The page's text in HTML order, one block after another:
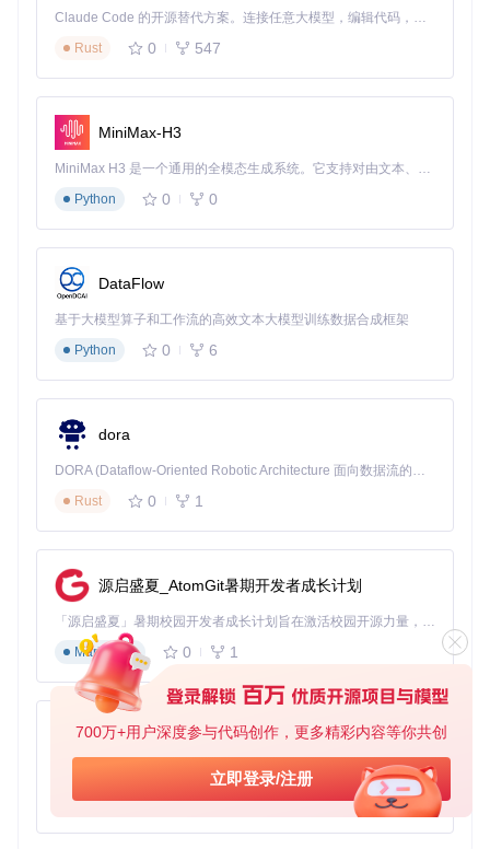
700万+用户深度参与代码创作，更多精彩内容等你共创
立即登录/注册
常用功能没有合适的快捷键，导致操作效率低下，无法快速调
二、解决方案：六大功能模块全方位提升游戏体
验
智能匹配响应系统
这是一个能够自动检测游戏匹配状态的功能。当匹配成功时，
英雄智能选角系统
提前预设位置优先级和英雄偏好，进入选人阶段时，系统会根
据你的设置自动推荐最优选择，并支持一键秒选功能。对于想
有玩家，特别是在排位赛中希望提高胜率或练习新英雄的玩
家。
技能冷却计时系统
在屏幕边缘显示队友和敌人的关键技能状态，帮助你在团战中
精准把握技能释放时机。适用场景：辅助玩家和打野玩家，需
实时数据分析系统
自动收集并可视化展示关键游戏数据，包括动态段位走势图
表、英雄熟练度热力图、对局关键事件时间轴、队友/对手历史
表现对比分析等。适用场景：所有玩家，尤其是希望通过数据
分析提升游戏水平的玩家。
界面主题切换系统
支持深色/浅色主题切换，还可调整透明度和窗口圆角，以适应
不同的光线环境。适用场景：所有玩家，根据使用环境的光线
条件进行切换。
允许为所有常用功能分配自定义快捷键，提高操作效率。适用
Claude Code 的开源替代方案。连接任意大模型，编辑代码，运行命令，自动验证 — 全自动执行。用 Rust 构建，极致性能。 ｜ An open-source alternative to Claude Code. Connect any LLM, edit code, run commands, and verify changes — autonomously. Built in Rust for speed. Get Started
Rust
0 547
MiniMax-H3
MiniMax H3 是一个通用的全模态生成系统。它支持对由文本、图像、视频和音频组成的多模态上下文进行统一理解，并能生成分辨率高达 2K、时长可达 15 秒的带原生立体声音频的视频。得益于面向任务泛化的系统设计，H3 在预训练阶段就已具备广泛的多模态上下文理解与生成能力，能够出色地执行复杂的多模态指令。
Python
0 0
DataFlow
基于大模型算子和工作流的高效文本大模型训练数据合成框架
Python
0 6
dora
DORA (Dataflow-Oriented Robotic Architecture 面向数据流的机器人架构) 是为 AI 与具身智能机器人打造的高性能开发框架，以数据流范式重构开发逻辑，原生支持分布式部署与端边云协同 —— 无需复杂适配，即可实现一体端到端具身大小脑、VLA等模型部署，无缝衔接感知、推理、控制全链路，让 AI 能力与机器人动作深度融合。 依托 Rust 内核与零拷贝通信技术，它将具身大小脑、VLA等模型推理、多模态数据融合延迟压缩至微秒级，同时兼容 ROS2 生态与国产 AI 芯片，彻底降低具身智能机器人的开发门槛，让分布式部署下的 AI 赋能创新更高效、更灵活。
Rust
0 1
源启盛夏_AtomGit暑期开发者成长计划
「源启盛夏」暑期校园开发者成长计划旨在激活校园开源力量，通过积分激励、认证扶持、资源倾斜等形式，引导高校组织和开发者完成「入驻 — 建项目 — 做贡献 — 获认证 — 得资源」的完整闭环。无论你是想带领社团入驻平台的组织者，还是希望用代码贡献证明自己的开发者，都能在这里找到属于你的成长路径。
Markdown
0 1
py-xiaozhi
基于Python的Xiaozhi AI，适用于想要完整Xiaozhi体验而无需拥有专用硬件的用户。
Python
0 1